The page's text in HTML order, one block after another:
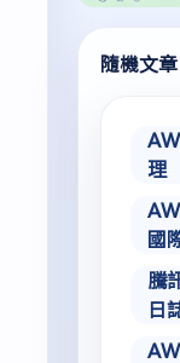
隨機文章
理
國
騰
日